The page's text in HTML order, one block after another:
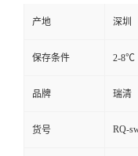
产地 深圳
保存条件 2-8℃
品牌 瑞清
货号 RQ-